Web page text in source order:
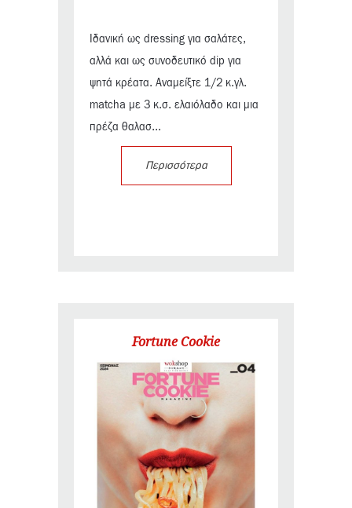
Ιδανική ως dressing για σαλάτες,
αλλά και ως συνοδευτικό dip για
ψητά κρέατα. Αναμείξτε 1/2 κ.γλ.
matcha με 3 κ.σ. ελαιόλαδο και μια
πρέζα θαλασ...
Περισσότερα
Fortune Cookie